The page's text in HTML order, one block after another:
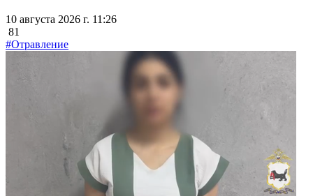
10 августа 2026 г. 11:26
81
#Отравление